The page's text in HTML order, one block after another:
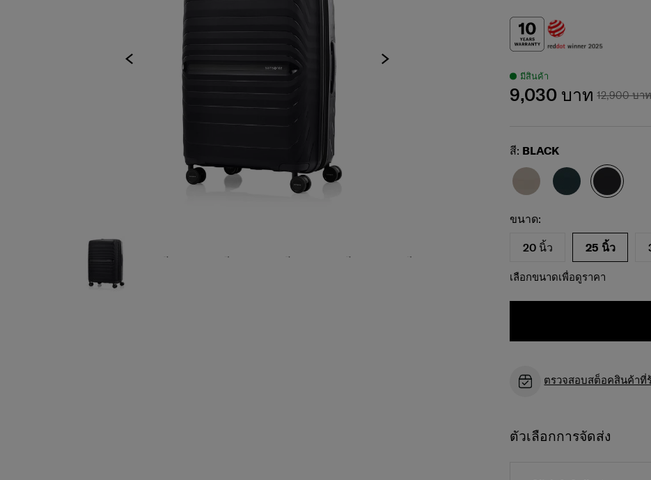
มีสินค้า
12,900 บา
9,030 บาท
เลือกขนาดของคุณ
Select
ขนาด:
20 นิ้ว 25 นิ้ว
เลือกขนาดเพื่อดูราคา
Select
สี: BLACK
ตรวจสอบสต็อคสินค้าที่
ตัวเลือกการจัดส่ง